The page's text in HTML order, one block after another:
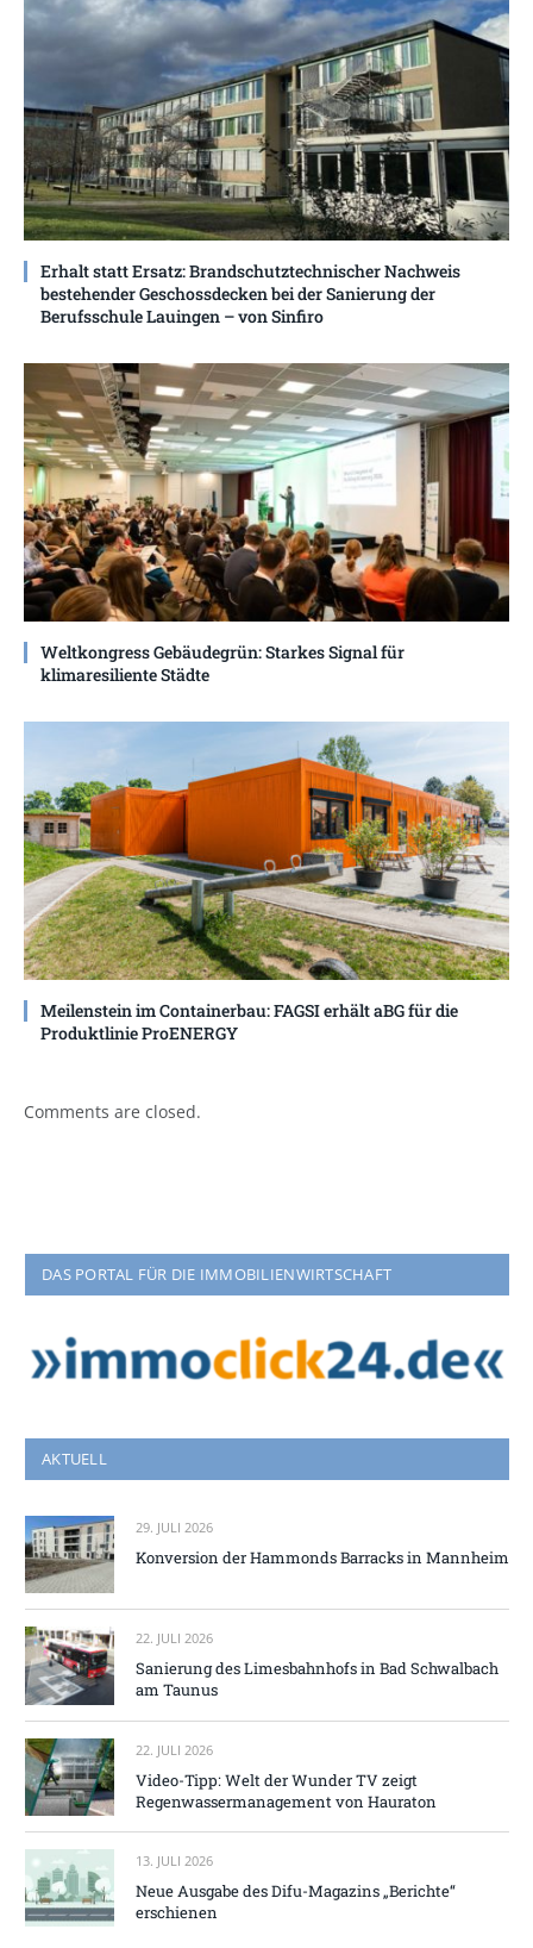
Erhalt statt Ersatz: Brandschutztechnischer Nachweis
bestehender Geschossdecken bei der Sanierung der
Berufsschule Lauingen – von Sinfiro
Weltkongress Gebäudegrün: Starkes Signal für
klimaresiliente Städte
Meilenstein im Containerbau: FAGSI erhält aBG für die
Produktlinie ProENERGY
Comments are closed.
DAS PORTAL FÜR DIE IMMOBILIENWIRTSCHAFT
AKTUELL
29. JULI 2026
Konversion der Hammonds Barracks in Mannheim
22. JULI 2026
Sanierung des Limesbahnhofs in Bad Schwalbach
am Taunus
22. JULI 2026
Video-Tipp: Welt der Wunder TV zeigt
Regenwassermanagement von Hauraton
13. JULI 2026
Neue Ausgabe des Difu-Magazins „Berichte“
erschienen